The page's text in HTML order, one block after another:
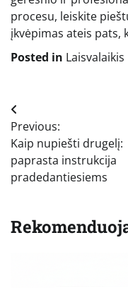
procesu, leiskite
įkvėpimas ateis pats,
Posted in Laisvalaikis
Navigacija
tarp
įrašų
Previous:
Kaip nupiešti drugelį:
paprasta instrukcija
pradedantiesiems